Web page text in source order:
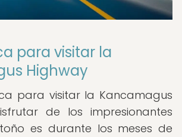
para visitar la
Highway
para visitar la Kancamagus
de los impresionantes
es durante los meses de